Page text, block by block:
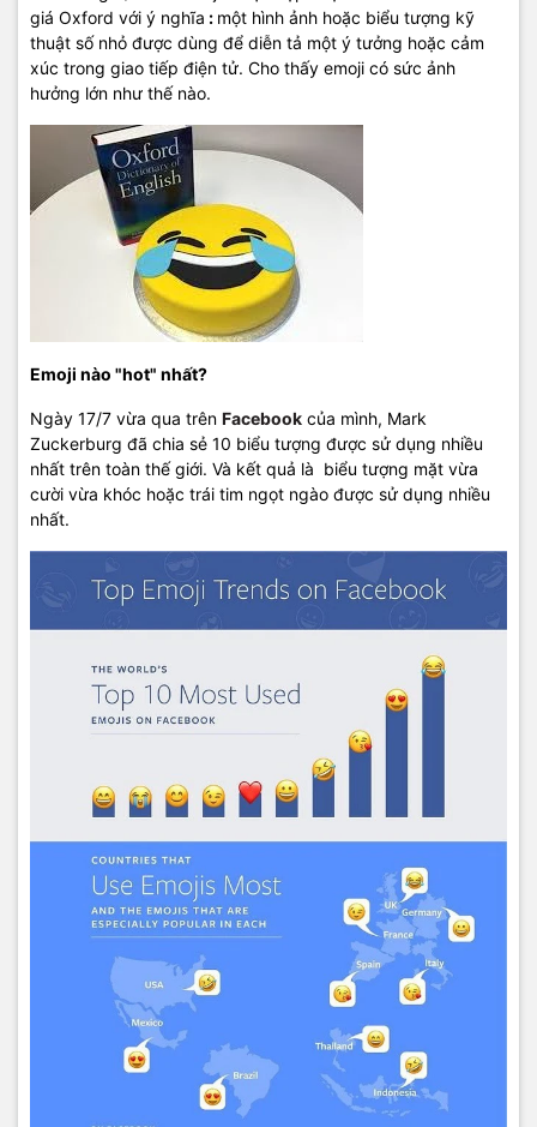
giá Oxford với ý nghĩa : một hình ảnh hoặc biểu tượng kỹ
thuật số nhỏ được dùng để diễn tả một ý tưởng hoặc cảm
xúc trong giao tiếp điện tử. Cho thấy emoji có sức ảnh
hưởng lớn như thế nào.
Emoji nào "hot" nhất?
Ngày 17/7 vừa qua trên Facebook của mình, Mark
Zuckerburg đã chia sẻ 10 biểu tượng được sử dụng nhiều
nhất trên toàn thế giới. Và kết quả là biểu tượng mặt vừa
cười vừa khóc hoặc trái tim ngọt ngào được sử dụng nhiều
nhất.